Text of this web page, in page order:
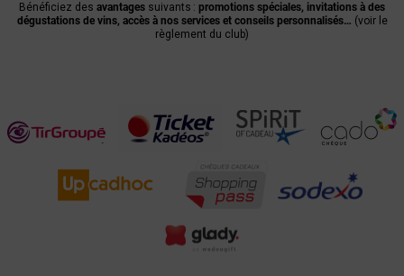
Bénéficiez des avantages suivants : promotions spéciales, invitations à des
dégustations de vins, accès à nos services et conseils personnalisés… (voir le
règlement du club)